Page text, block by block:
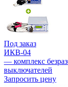
Под заказ
ИКВ-04
— комплекс
выключателей
Запросить цену